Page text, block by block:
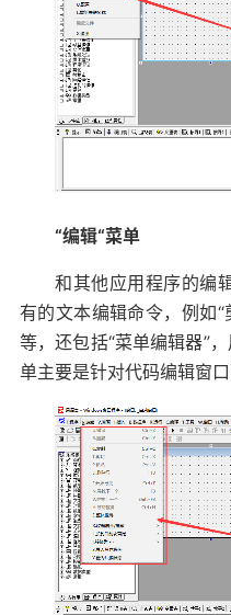
“编辑“菜单
和其他应用程序的编
有的文本编辑命令，例如“
等，还包括“菜单编辑器”
单主要是针对代码编辑窗口